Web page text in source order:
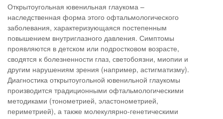
Открытоугольная ювенильная глаукома –
наследственная форма этого офтальмологического
заболевания, характеризующаяся постепенным
повышением внутриглазного давления. Симптомы
проявляются в детском или подростковом возрасте,
сводятся к болезненности глаз, светобоязни, миопии и
другим нарушениям зрения (например, астигматизму).
Диагностика открытоугольной ювенильной глаукомы
производится традиционными офтальмологическими
методиками (тонометрией, эластонометрией,
периметрией), а также молекулярно-генетическими